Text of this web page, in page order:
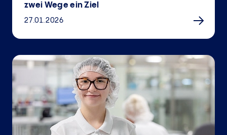
zwei Wege ein Ziel
27.01.2026